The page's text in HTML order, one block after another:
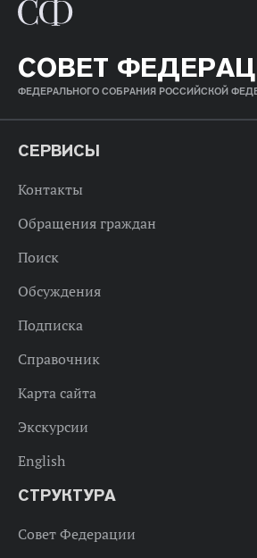
СОВЕТ
ФЕДЕРАЛЬНОГО СОБРАНИЯ РОССИЙСКОЙ
СЕРВИСЫ
Контакты
Обращения граждан
Поиск
Обсуждения
Подписка
Справочник
Карта сайта
Экскурсии
English
СТРУКТУРА
Совет Федерации